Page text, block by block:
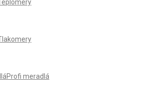
Profi meradlá